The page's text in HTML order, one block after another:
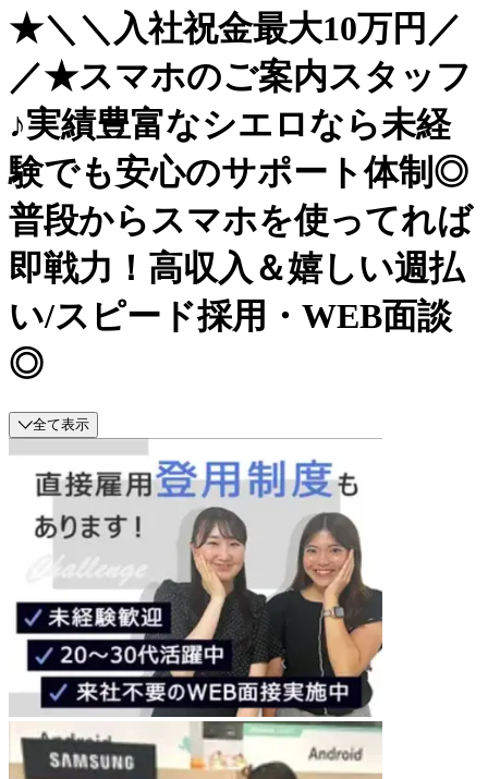
★＼＼入社祝金最大10万円／
／★スマホのご案内スタッフ
♪実績豊富なシエロなら未経
験でも安心のサポート体制◎
普段からスマホを使ってれば
即戦力！高収入＆嬉しい週払
い/スピード採用・WEB面談
◎
全て表示